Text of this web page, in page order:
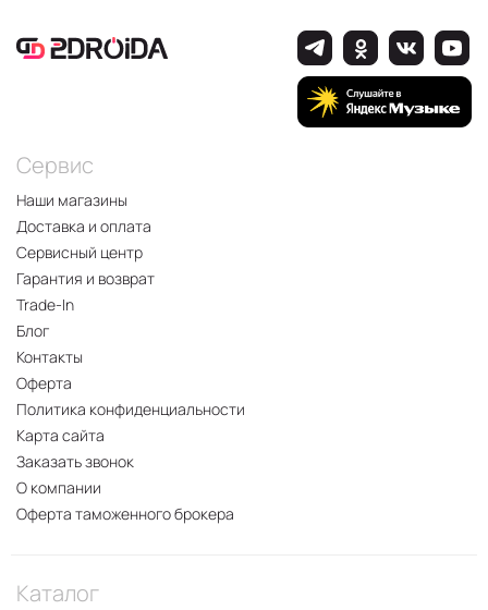
Сервис
Наши магазины
Доставка и оплата
Сервисный центр
Гарантия и возврат
Trade-In
Блог
Контакты
Оферта
Политика конфиденциальности
Карта сайта
Заказать звонок
О компании
Оферта таможенного брокера
Каталог